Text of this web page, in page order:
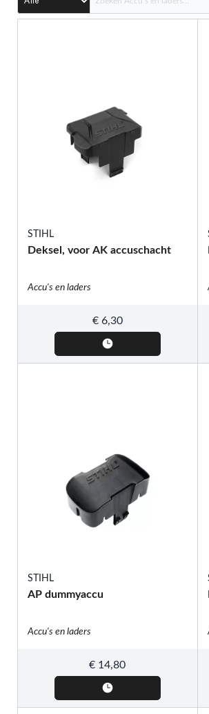
STIHL
Deksel, voor AK accuschacht
Accu's en laders
€6,30
STIHL
AP dummyaccu
Accu's en laders
€ 14,80